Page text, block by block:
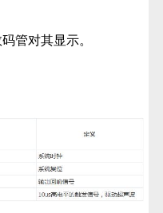
管对其显示。